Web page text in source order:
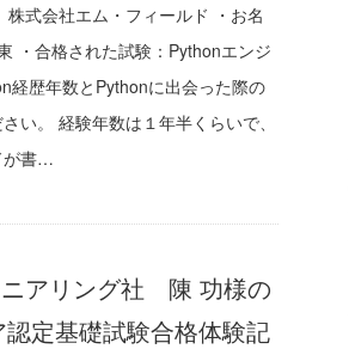
式会社エム・フィールド ・お名
・合格された試験：Pythonエンジ
経歴年数とPythonに出会った際の
い。 経験年数は１年半くらいで、
が書…
アリング社 陳 功様の
定基礎試験合格体験記